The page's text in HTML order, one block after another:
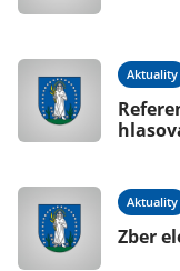
Aktuality
Aktuality
Zber